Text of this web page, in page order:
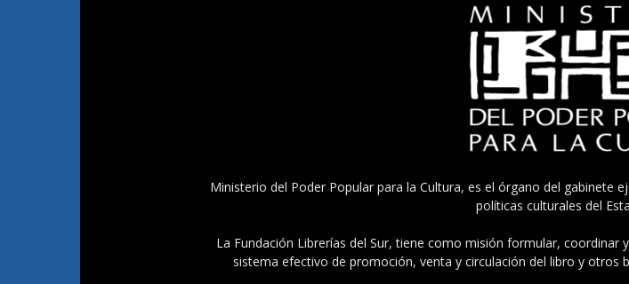
Ministerio del Poder Popular para la Cultura, es el órgano del gabinete
políticas culturales del
La Fundación Librerías del Sur, tiene como misión formular,
sistema efectivo de promoción, venta y circulación del libro y otros